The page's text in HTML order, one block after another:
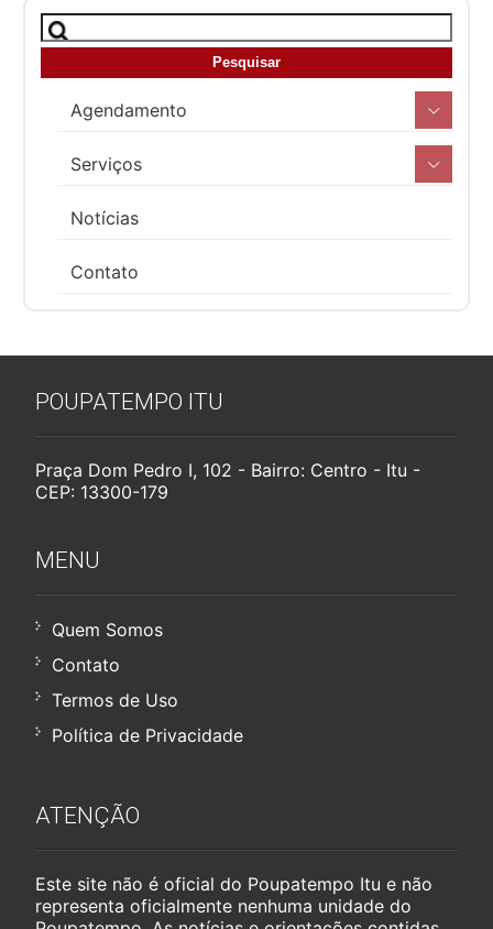
Agendamento
Serviços
Notícias
Contato
POUPATEMPO ITU
Praça Dom Pedro I, 102 - Bairro: Centro - Itu -
CEP: 13300-179
MENU
Quem Somos
Contato
Termos de Uso
Política de Privacidade
ATENÇÃO
Este site não é oficial do Poupatempo Itu e não
representa oficialmente nenhuma unidade do